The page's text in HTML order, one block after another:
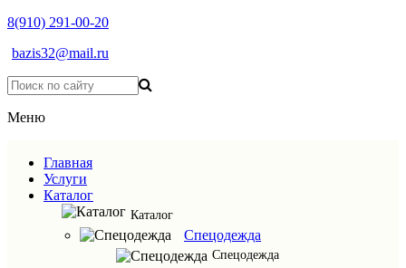
8(910) 291-00-20
bazis32@mail.ru
Меню
Главная
Услуги
Каталог
Каталог
Спецодежда
Спецодежда